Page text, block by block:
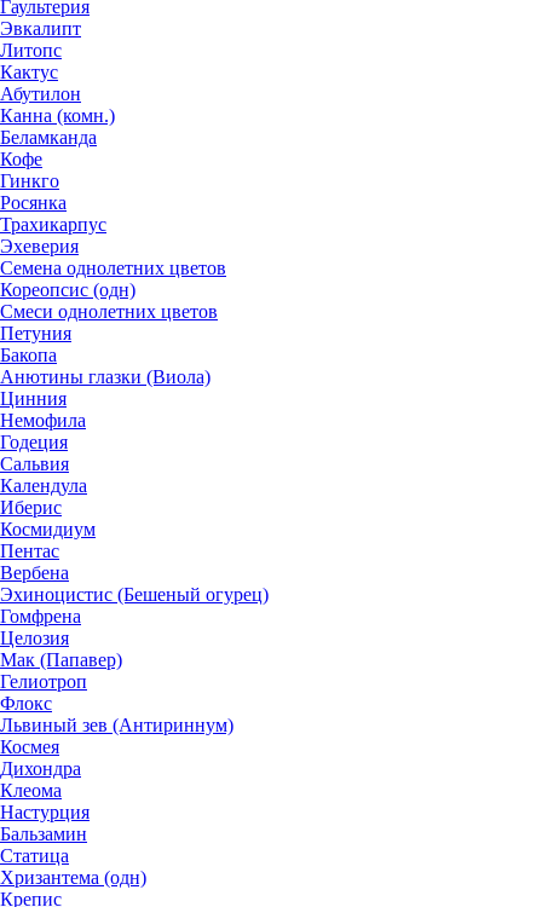
Гаультерия
Эвкалипт
Литопс
Кактус
Абутилон
Канна (комн.)
Беламканда
Кофе
Гинкго
Росянка
Трахикарпус
Эхеверия
Семена однолетних цветов
Кореопсис (одн)
Смеси однолетних цветов
Петуния
Бакопа
Анютины глазки (Виола)
Цинния
Немофила
Годеция
Сальвия
Календула
Иберис
Космидиум
Пентас
Вербена
Эхиноцистис (Бешеный огурец)
Гомфрена
Целозия
Мак (Папавер)
Гелиотроп
Флокс
Львиный зев (Антириннум)
Космея
Дихондра
Клеома
Настурция
Бальзамин
Статица
Хризантема (одн)
Крепис